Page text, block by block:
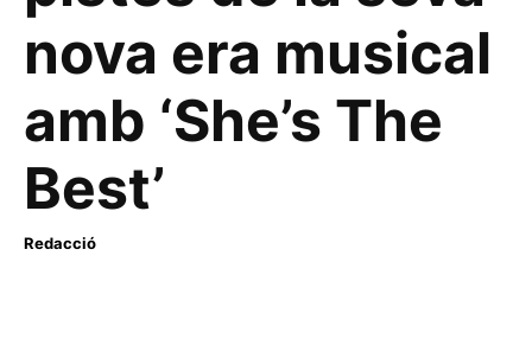
nova era musical
amb ‘She’s The
Best’
Redacció